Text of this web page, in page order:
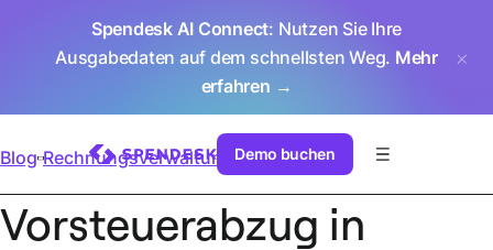
Spendesk AI Connect: Nutzen Sie Ihre
Ausgabedaten auf dem schnellsten Weg. Mehr
erfahren →
Demo buchen
Blog Rechnungsverwaltung
Vorsteuerabzug in